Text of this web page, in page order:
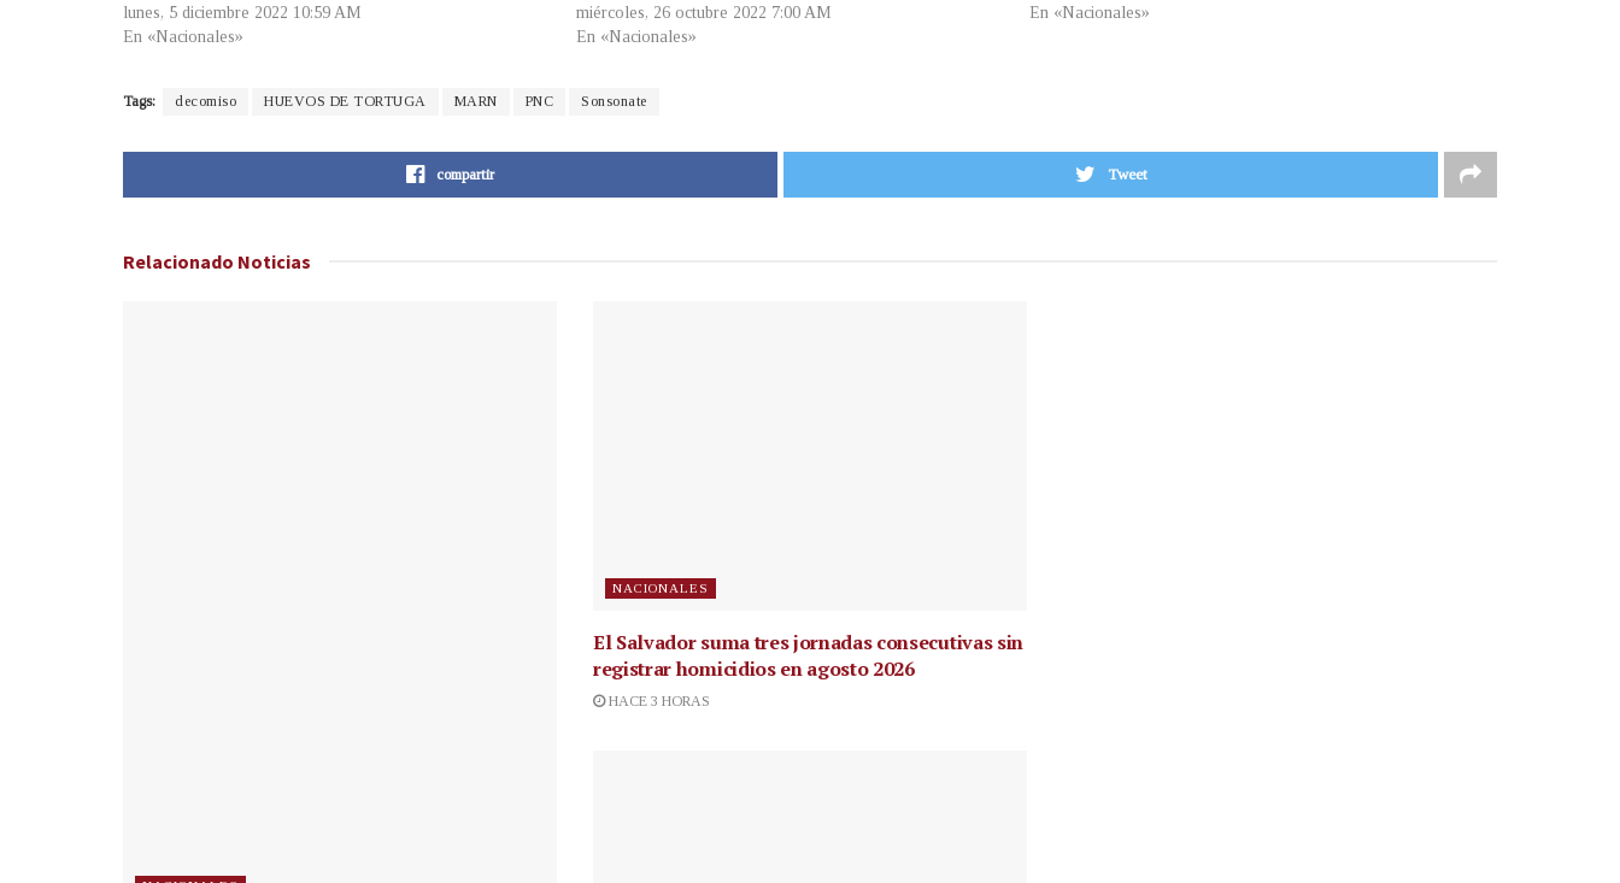
lunes, 5 diciembre 2022 10:59 AM
En «Nacionales»
miércoles, 26 octubre 2022 7:00 AM
En «Nacionales»
En «Nacionales»
Tags: decomiso HUEVOS DE TORTUGA MARN PNC Sonsonate
compartir Tweet
Relacionado Noticias
NACIONALES
El Salvador suma tres jornadas consecutivas sin
registrar homicidios en agosto 2026
HACE 3 HORAS